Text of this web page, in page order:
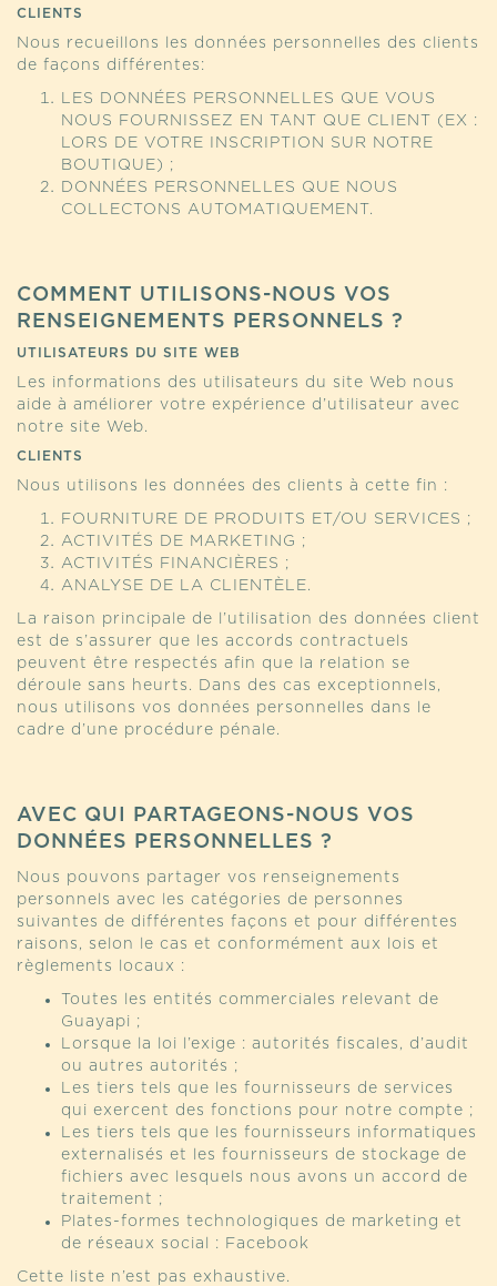
CLIENTS
Nous recueillons les données personnelles des clients
de façons différentes:
LES DONNÉES PERSONNELLES QUE VOUS
NOUS FOURNISSEZ EN TANT QUE CLIENT (EX :
LORS DE VOTRE INSCRIPTION SUR NOTRE
BOUTIQUE) ;
DONNÉES PERSONNELLES QUE NOUS
COLLECTONS AUTOMATIQUEMENT.
COMMENT UTILISONS-NOUS VOS
RENSEIGNEMENTS PERSONNELS ?
UTILISATEURS DU SITE WEB
Les informations des utilisateurs du site Web nous
aide à améliorer votre expérience d’utilisateur avec
notre site Web.
CLIENTS
Nous utilisons les données des clients à cette fin :
FOURNITURE DE PRODUITS ET/OU SERVICES ;
ACTIVITÉS DE MARKETING ;
ACTIVITÉS FINANCIÈRES ;
ANALYSE DE LA CLIENTÈLE.
La raison principale de l’utilisation des données client
est de s’assurer que les accords contractuels
peuvent être respectés afin que la relation se
déroule sans heurts. Dans des cas exceptionnels,
nous utilisons vos données personnelles dans le
cadre d’une procédure pénale.
AVEC QUI PARTAGEONS-NOUS VOS
DONNÉES PERSONNELLES ?
Nous pouvons partager vos renseignements
personnels avec les catégories de personnes
suivantes de différentes façons et pour différentes
raisons, selon le cas et conformément aux lois et
règlements locaux :
Toutes les entités commerciales relevant de
Guayapi ;
Lorsque la loi l’exige : autorités fiscales, d’audit
ou autres autorités ;
Les tiers tels que les fournisseurs de services
qui exercent des fonctions pour notre compte ;
Les tiers tels que les fournisseurs informatiques
externalisés et les fournisseurs de stockage de
fichiers avec lesquels nous avons un accord de
traitement ;
Plates-formes technologiques de marketing et
de réseaux social : Facebook
Cette liste n’est pas exhaustive.